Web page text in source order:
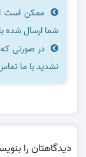
شما ارسال شده
در صورتی
نشدید با ما
دیدگاهتان را